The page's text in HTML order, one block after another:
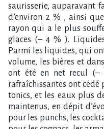
saurisserie, auparavant
d’environ 2 % , ainsi
rayon qui a le plus
glaces (– 4 % ).
Parmi les liquides, qui
volume, les bières et
ont été en net recul (–
rafraîchissantes ont
tonics, et les eaux plus
maintenus, en dépit
pour les punchs, les